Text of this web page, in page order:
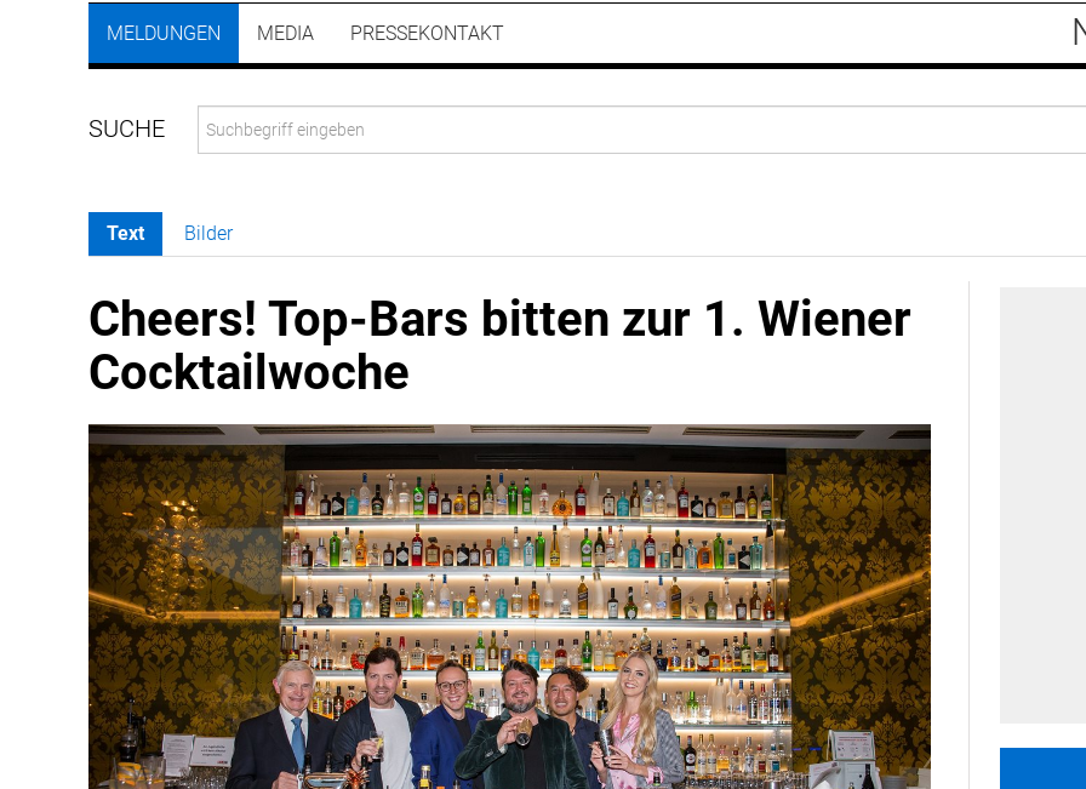
MELDUNGEN MEDIA PRESSEKONTAKT
Text Bilder
Cheers! Top-Bars bitten zur 1. Wiener
Cocktailwoche